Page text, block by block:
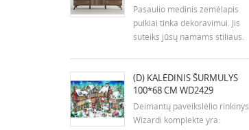
Pasaulio medinis žemėlapis
puikiai tinka dekoravimui. Jis
suteiks jūsų namams stiliaus.
surinkimo planas. Žemėlapio
spalvos gali šiek tiek skirtis
nuo spalvų nuotraukose.
Montavimo...
(D) KALĖDINIS ŠURMULYS
100*68 CM WD2429
Deimantų paveikslėlio rinkinys
Wizardi komplekte yra: